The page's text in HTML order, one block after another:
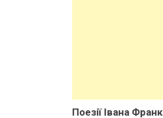
Поезії Івана